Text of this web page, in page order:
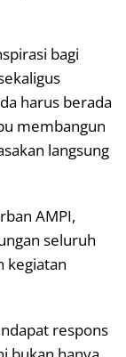
bagi
harus berada
membangun
langsung
AMPI,
seluruh
kegiatan
respons